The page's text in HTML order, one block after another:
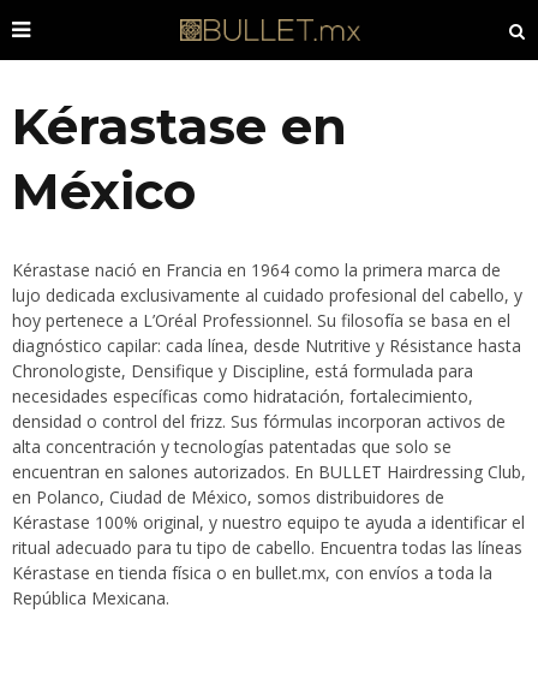
Kérastase en
México
Kérastase nació en Francia en 1964 como la primera marca de
lujo dedicada exclusivamente al cuidado profesional del cabello, y
hoy pertenece a L’Oréal Professionnel. Su filosofía se basa en el
diagnóstico capilar: cada línea, desde Nutritive y Résistance hasta
Chronologiste, Densifique y Discipline, está formulada para
necesidades específicas como hidratación, fortalecimiento,
densidad o control del frizz. Sus fórmulas incorporan activos de
alta concentración y tecnologías patentadas que solo se
encuentran en salones autorizados. En BULLET Hairdressing Club,
en Polanco, Ciudad de México, somos distribuidores de
Kérastase 100% original, y nuestro equipo te ayuda a identificar el
ritual adecuado para tu tipo de cabello. Encuentra todas las líneas
Kérastase en tienda física o en bullet.mx, con envíos a toda la
República Mexicana.